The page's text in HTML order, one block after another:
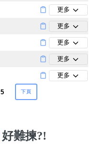
更多
更多
更多
更多
更多
5 下頁
好難揀?!